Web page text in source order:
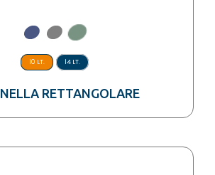
10 LT. 14 LT.
RETTANGOLARE